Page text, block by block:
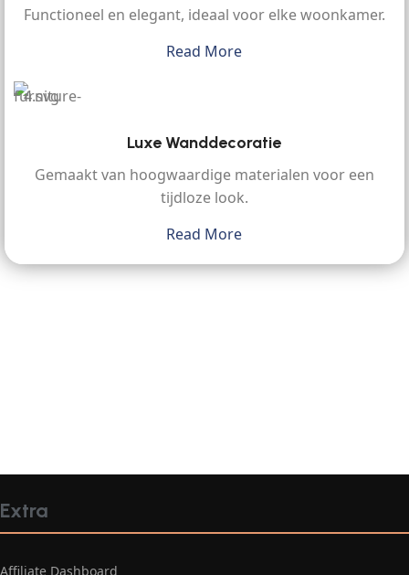
Functioneel en elegant, ideaal voor elke woonkamer.
Read More
Luxe Wanddecoratie
Gemaakt van hoogwaardige materialen voor een
tijdloze look.
Read More
Extra
Affiliate Dashboard